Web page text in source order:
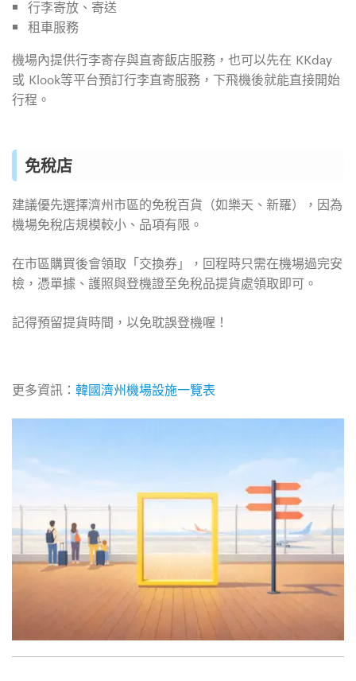
行李寄放、寄送
租車服務
機場內提供行李寄存與直寄飯店服務，也可以先在 KKday
或 Klook等平台預訂行李直寄服務，下飛機後就能直接開始
行程。
免稅店
建議優先選擇濟州市區的免稅百貨（如樂天、新羅），因為
機場免稅店規模較小、品項有限。
在市區購買後會領取「交換券」，回程時只需在機場過完安
檢，憑單據、護照與登機證至免稅品提貨處領取即可。
記得預留提貨時間，以免耽誤登機喔！
更多資訊： 韓國濟州機場設施一覽表